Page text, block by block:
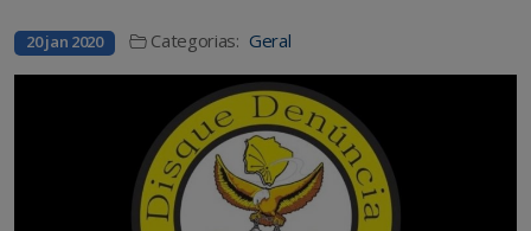
20 jan 2020 Categorias: Geral